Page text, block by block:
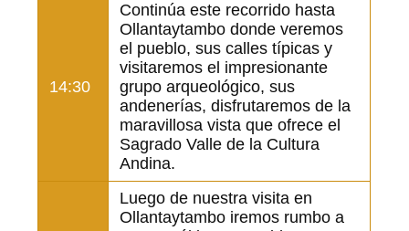
14:30
Continúa este recorrido hasta
Ollantaytambo donde veremos
el pueblo, sus calles típicas y
visitaremos el impresionante
grupo arqueológico, sus
andenerías, disfrutaremos de la
maravillosa vista que ofrece el
Sagrado Valle de la Cultura
Andina.
Luego de nuestra visita en
Ollantaytambo iremos rumbo a